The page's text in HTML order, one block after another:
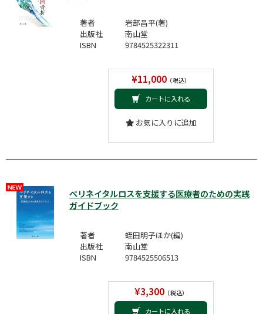
著者
岩部昌平(著)
出版社
南山堂
ISBN
9784525322311
¥11,000 （税込）
カートに入れる
お気に入りに追加
ペリネイタルロスを支援する医療者のための実践
ガイドブック
著者
蛭田明子ほか(編)
出版社
南山堂
ISBN
9784525506513
¥3,300（税込）
カートに入れる